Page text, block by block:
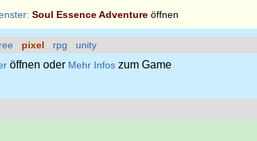
Soul Essence Adventure öffnen
pixel rpg unity
öffnen oder Mehr Infos zum Game